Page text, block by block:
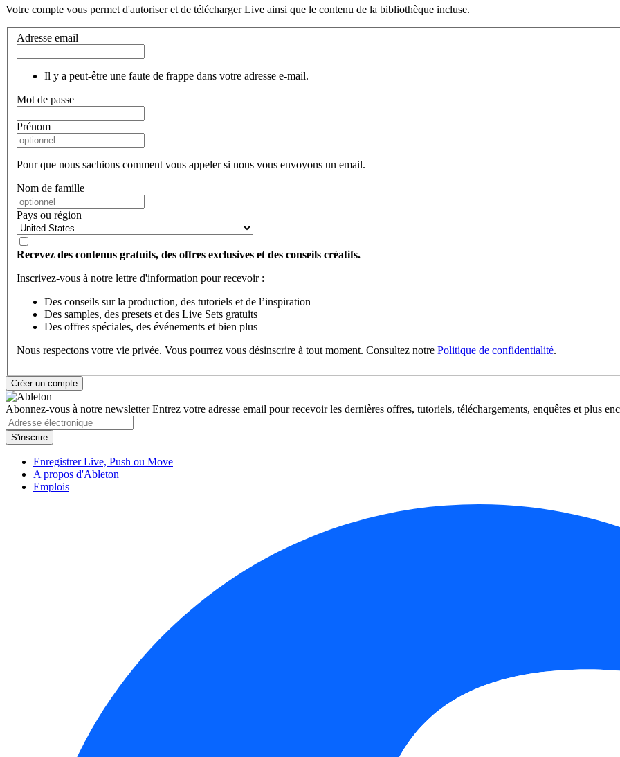
Votre compte vous permet d'autoriser et de télécharger Live ainsi que le contenu de la bibliothèque incluse.
Adresse email
Il y a peut-être une faute de frappe dans votre adresse e-mail.
Mot de passe
Prénom
Pour que nous sachions comment vous appeler si nous vous envoyons un email.
Nom de famille
Pays ou région
Recevez des contenus gratuits, des offres exclusives et des conseils créatifs.
Inscrivez-vous à notre lettre d'information pour recevoir :
Des conseils sur la production, des tutoriels et de l’inspiration
Des samples, des presets et des Live Sets gratuits
Des offres spéciales, des événements et bien plus
Nous respectons votre vie privée. Vous pourrez vous désinscrire à tout moment. Consultez notre Politique de confidentialité.
Abonnez-vous à notre newsletterEntrez votre adresse email pour recevoir les dernières offres, tutoriels, téléchargements, enquêtes et plus
Enregistrer Live, Push ou Move
A propos d'Ableton
Emplois